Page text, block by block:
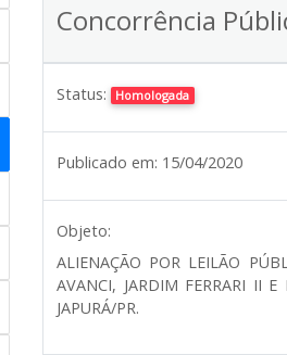
Concorrência
Status: Homologada
Publicado em: 15/04/2020
Objeto:
ALIENAÇÃO POR LEILÃO
AVANCI, JARDIM FERRARI II
JAPURÁ/PR.